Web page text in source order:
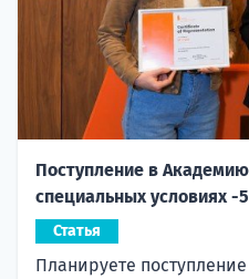
Поступление в
специальных условиях
Статья
Планируете